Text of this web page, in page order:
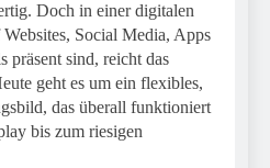
Doch in einer digitalen
Social Media, Apps
präsent sind, reicht das
geht es um ein flexibles,
das überall funktioniert
bis zum riesigen